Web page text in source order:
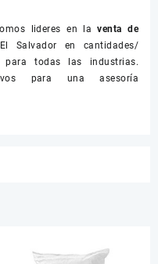
lideres en laventa de
Salvador en cantidades/
para todas las industrias.
para una asesoría